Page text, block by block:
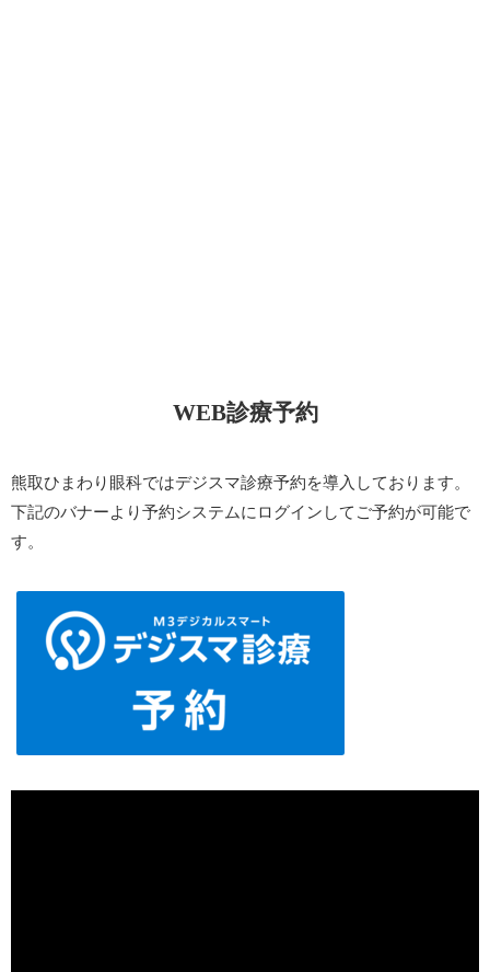
WEB診療予約
熊取ひまわり眼科ではデジスマ診療予約を導入しております。
下記のバナーより予約システムにログインしてご予約が可能で
す。